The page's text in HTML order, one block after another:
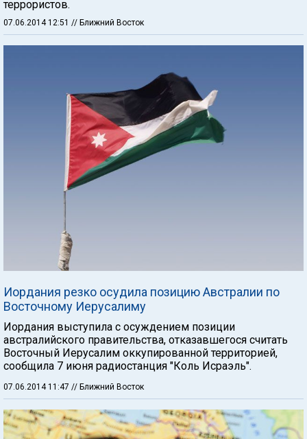
террористов.
07.06.2014 12:51 // Ближний Восток
Иордания резко осудила позицию Австралии по
Восточному Иерусалиму
Иордания выступила с осуждением позиции
австралийского правительства, отказавшегося считать
Восточный Иерусалим оккупированной территорией,
сообщила 7 июня радиостанция "Коль Исраэль".
07.06.2014 11:47 // Ближний Восток